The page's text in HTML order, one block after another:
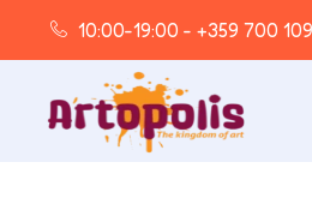
10:00-19:00 - +359 700